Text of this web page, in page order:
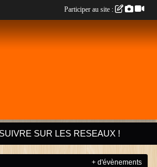
SUR LES RESEAUX !
+ d'évènements
Participer au site :